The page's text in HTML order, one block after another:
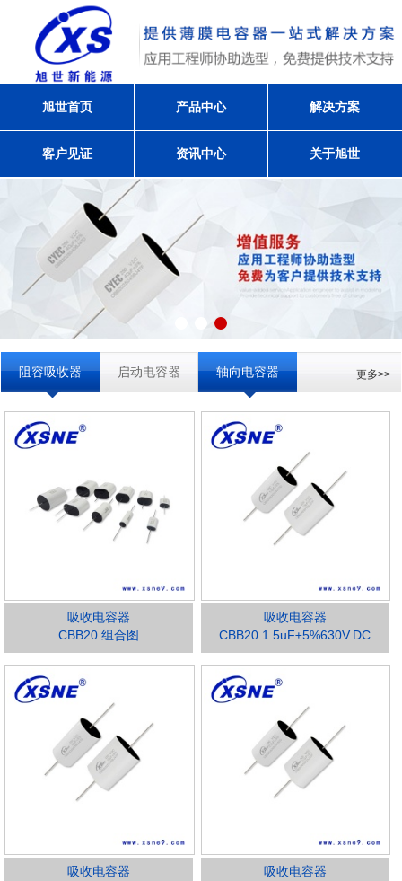
旭世首页 产品中心 解决方案
客户见证 资讯中心 关于旭世
阻容吸收器 启动电容器 轴向电容器 更多>>
吸收电容器
CBB20 组合图
吸收电容器
CBB20 1.5uF±5%630V.DC
吸收电容器
吸收电容器